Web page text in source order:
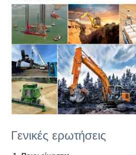
Γενικές ερωτήσεις